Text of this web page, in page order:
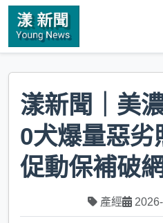
漾新聞｜美
0犬爆量惡劣
促動保補破網
產經